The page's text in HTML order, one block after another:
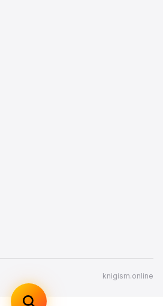
knigism.online